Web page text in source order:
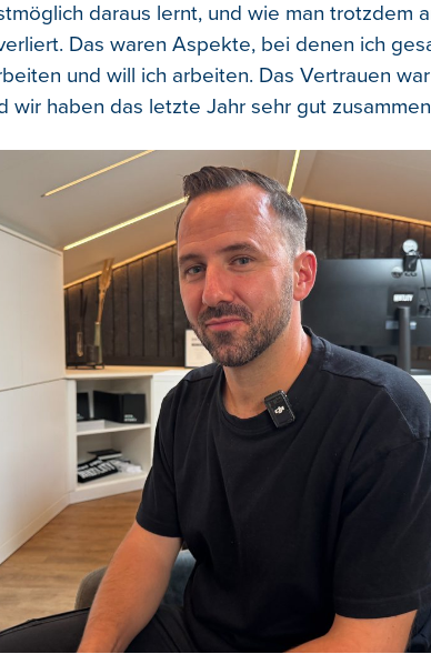
daraus lernt, und wie man trotzdem
Das waren Aspekte, bei denen ich
und will ich arbeiten. Das Vertrauen
wir haben das letzte Jahr sehr gut